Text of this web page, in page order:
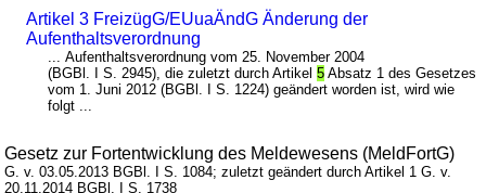
Artikel 3 FreizügG/EUuaÄndG Änderung der
Aufenthaltsverordnung
... Aufenthaltsverordnung vom 25. November 2004
(BGBl. I S. 2945), die zuletzt durch Artikel5 Absatz 1 des Gesetzes
vom 1. Juni 2012 (BGBl. I S. 1224) geändert worden ist, wird wie
folgt ...
Gesetz zur Fortentwicklung des Meldewesens (MeldFortG)
G. v. 03.05.2013 BGBl. I S. 1084; zuletzt geändert durch Artikel 1 G. v.
20.11.2014 BGBl. I S. 1738